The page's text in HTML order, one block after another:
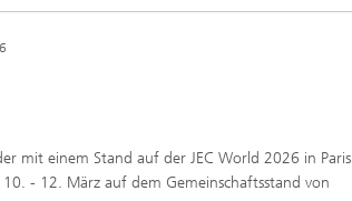
(TOM)
mit einem Stand auf der JEC World 2026 in Paris
- 12. März auf dem Gemeinschaftsstand von